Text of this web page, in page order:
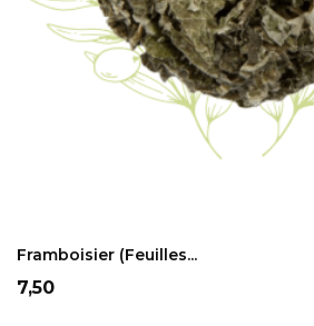
Framboisier (feuilles...
Prix
7,50